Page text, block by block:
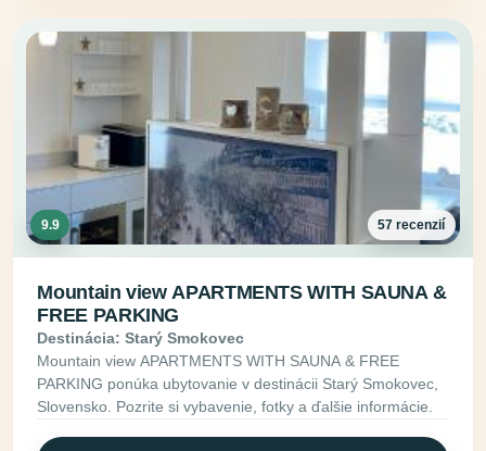
9.9 57 recenzií
Mountain view APARTMENTS WITH SAUNA &
FREE PARKING
Destinácia: Starý Smokovec
Mountain view APARTMENTS WITH SAUNA & FREE
PARKING ponúka ubytovanie v destinácii Starý Smokovec,
Slovensko. Pozrite si vybavenie, fotky a ďalšie informácie.